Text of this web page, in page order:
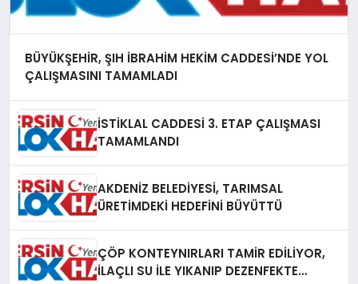
BÜYÜKŞEHİR, ŞIH İBRAHİM HEKİM CADDESİ’NDE YOL
ÇALIŞMASINI TAMAMLADI
İSTİKLAL CADDESİ 3. ETAP ÇALIŞMASI
TAMAMLANDI
AKDENİZ BELEDİYESİ, TARIMSAL
ÜRETİMDEKİ HEDEFİNİ BÜYÜTTÜ
ÇÖP KONTEYNIRLARI TAMİR EDİLİYOR,
İLAÇLI SU İLE YIKANIP DEZENFEKTE